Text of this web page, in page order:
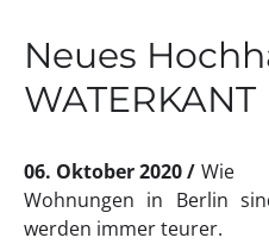
Neues
WATERKANT
06. Oktober 2020
Wie
Wohnungen in Berlin
werden immer teurer.